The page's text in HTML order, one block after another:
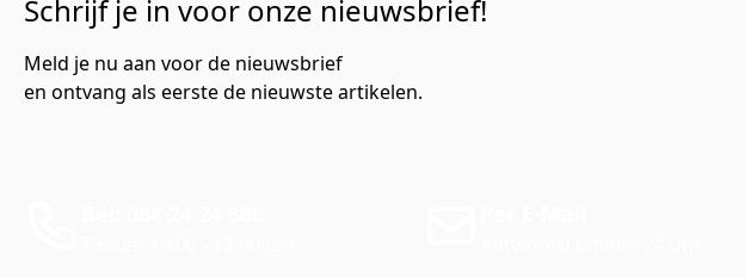
Schrijf je in voor onze nieuwsbrief!
Meld je nu aan voor de nieuwsbrief
en ontvang als eerste de nieuwste artikelen.